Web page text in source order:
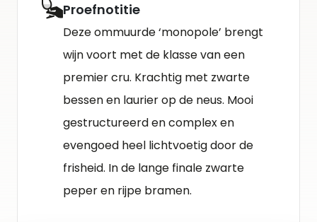
Proefnotitie
Deze ommuurde ‘monopole’ brengt
wijn voort met de klasse van een
premier cru. Krachtig met zwarte
bessen en laurier op de neus. Mooi
gestructureerd en complex en
evengoed heel lichtvoetig door de
frisheid. In de lange finale zwarte
peper en rijpe bramen.